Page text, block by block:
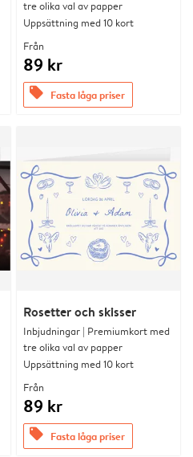
tre olika val av papper
Uppsättning med 10 kort
Från
89 kr
offers Fasta låga priser
Rosetter och skisser
Inbjudningar | Premiumkort med
tre olika val av papper
Uppsättning med 10 kort
Från
89 kr
offers Fasta låga priser